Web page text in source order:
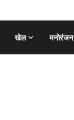
खेल मनोरंजन